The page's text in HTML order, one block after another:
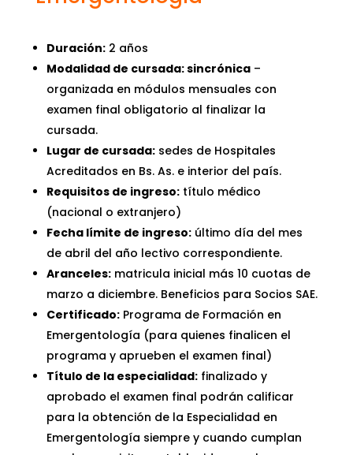
Duración:2 años
Modalidad de cursada: sincrónica–
organizada en módulos mensuales con
examen final obligatorio al finalizar la
cursada.
Lugar de cursada:sedes de Hospitales
Acreditados en Bs. As. e interior del país.
Requisitos de ingreso:título médico
(nacional o extranjero)
Fecha límite de ingreso:último día del mes
de abril del año lectivo correspondiente.
Aranceles:matricula inicial más 10 cuotas de
marzo a diciembre. Beneficios para Socios SAE.
Certificado:Programa de Formación en
Emergentología (para quienes finalicen el
programa y aprueben el examen final)
Título de la especialidad:finalizado y
aprobado el examen final podrán calificar
para la obtención de la Especialidad en
Emergentología siempre y cuando cumplan